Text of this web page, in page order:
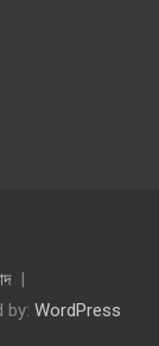
by: WordPress